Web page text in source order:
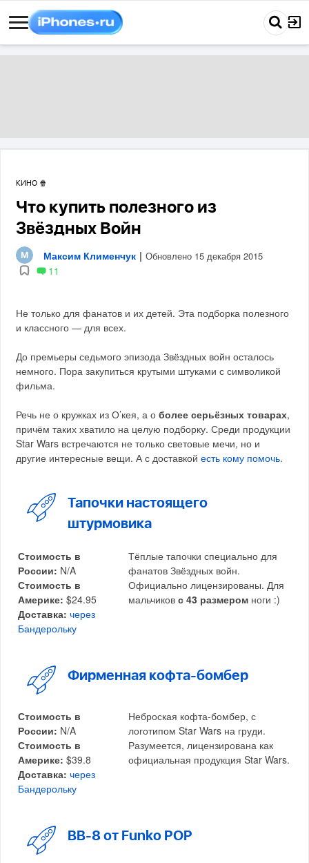
КИНО 🍿
Что купить полезного из
Звёздных Войн
Максим Клименчук | Обновлено 15 декабря 2015
11
Не только для фанатов и их детей. Эта подборка полезного
и классного — для всех.
До премьеры седьмого эпизода Звёздных войн осталось
немного. Пора закупиться крутыми штуками с символикой
фильма.
Речь не о кружках из О’кея, а оболее серьёзных товарах,
причём таких хватило на целую подборку. Среди продукции
Star Wars встречаются не только световые мечи, но и
другие интересные вещи. А с доставкойесть кому помочь.
Тапочки настоящего
штурмовика
Стоимость в
России: N/A
Стоимость в
Америке:$24.95
Доставка: через
Бандерольку
Тёплые тапочки специально для
фанатов Звёздных войн.
Официально лицензированы. Для
мальчиковс 43 размером ноги :)
Фирменная кофта-бомбер
Стоимость в
России: N/A
Стоимость в
Америке:$39.8
Доставка: через
Бандерольку
Неброская кофта-бомбер, с
логотипом Star Wars на груди.
Разумеется, лицензирована как
официальная продукция Star Wars.
BB-8 от Funko POP